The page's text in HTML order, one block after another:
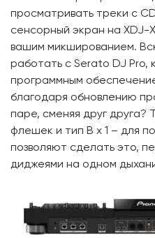
просматривать треки с
сенсорный экран на XDJ-
вашим микшированием.
работать с Serato DJ Pro,
программным
благодаря обновлению
паре, сменяя друг друга?
флешек и тип B x 1 – для
позволяют сделать это,
диджеями на одном